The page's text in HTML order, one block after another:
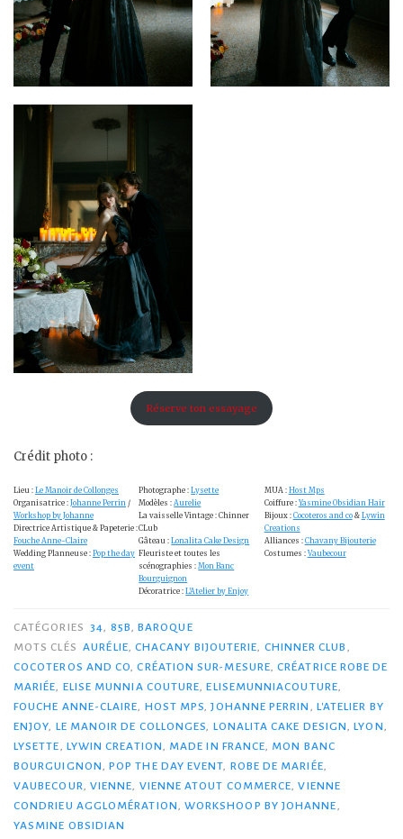
Réserve ton essayage
Crédit photo :
Lieu : Le Manoir de Collonges
Organisatrice : Johanne Perrin /
Workshop by Johanne
Directrice Artistique & Papeterie :
Fouche Anne-Claire
Wedding Planneuse : Pop the day
event
Photographe :Lysette
Modèles :Aurelie
La vaisselle Vintage : Chinner
CLub
Gâteau :Lonalita Cake Design
Fleuriste et toutes les
scénographies :Mon Banc
Bourguignon
Décoratrice :L’Atelier by Enjoy
MUA : Host Mps
Coiffure : Yasmine Obsidian Hair
Bijoux : Cocoteros and co& Lywin
Creations
Alliances : Chavany Bijouterie
Costumes : Vaubecour
CATÉGORIES 34, 85B,BAROQUE
MOTS CLÉS AURÉLIE, CHACANY BIJOUTERIE, CHINNER CLUB ,
COCOTEROS AND CO,CRÉATION SUR-MESURE,CRÉATRICE ROBE DE
MARIÉE, ELISE MUNNIA COUTURE,ELISEMUNNIACOUTURE,
FOUCHE ANNE-CLAIRE, HOST MPS,JOHANNE PERRIN , L'ATELIER BY
ENJOY, LE MANOIR DE COLLONGES, LONALITA CAKE DESIGN,LYON,
LYSETTE, LYWIN CREATION, MADE IN FRANCE, MON BANC
BOURGUIGNON,POP THE DAY EVENT, ROBE DE MARIÉE,
VAUBECOUR, VIENNE, VIENNE ATOUT COMMERCE,VIENNE
CONDRIEU AGGLOMÉRATION, WORKSHOOP BY JOHANNE,
YASMINE OBSIDIAN